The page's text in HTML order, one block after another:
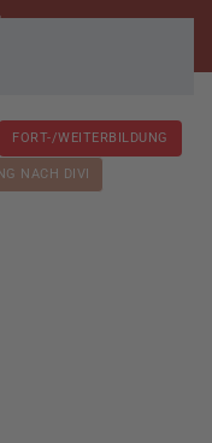
FORT-/WEITERBILDUNG
NACH DIVI